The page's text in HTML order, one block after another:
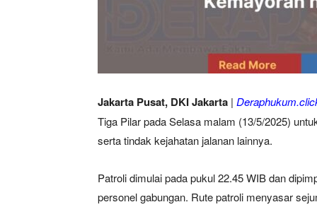
Jakarta Pusat, DKI Jakarta |
Tiga Pilar pada Selasa malam (13/5/2025)
serta tindak kejahatan jalanan lainnya.
Patroli dimulai pada pukul 22.45 WIB dan
personel gabungan. Rute patroli menyasar